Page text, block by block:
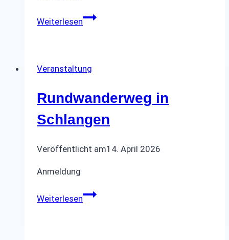
WeiterlesenWanderung
Grillfest
Veranstaltung
Rundwanderweg in
Schlangen
Veröffentlicht am14. April 2026
Anmeldung
WeiterlesenRundwanderweg